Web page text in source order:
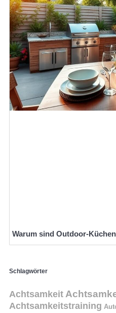
Warum sind Outdoor-
Schlagwörter
Achtsamkeit
Achtsamkeitstraining